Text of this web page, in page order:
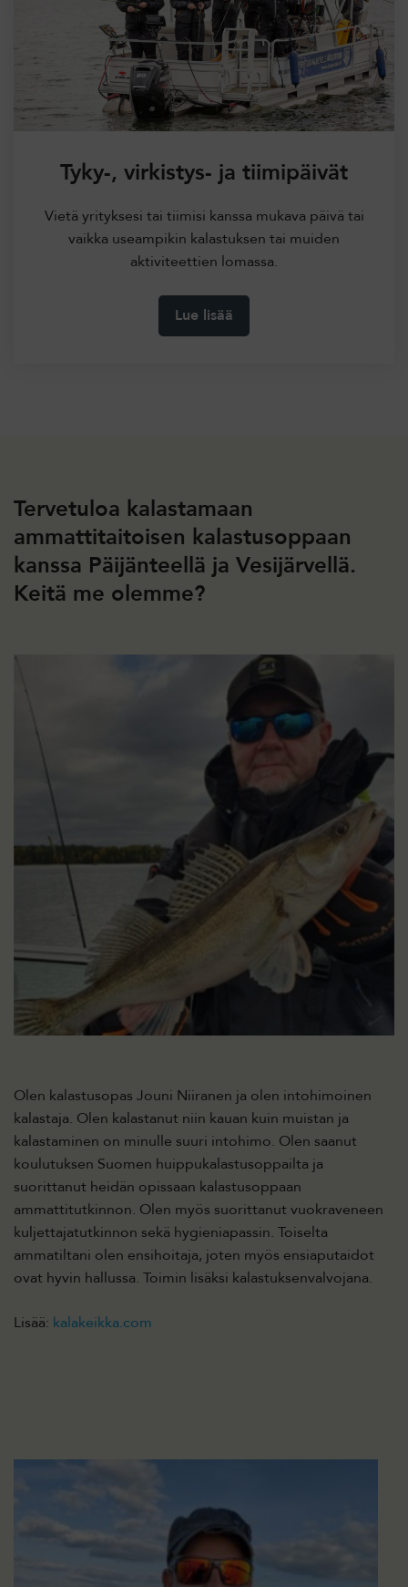
Tyky-, virkistys- ja tiimipäivät
Vietä yrityksesi tai tiimisi kanssa mukava päivä tai
vaikka useampikin kalastuksen tai muiden
aktiviteettien lomassa.
Lue lisää
Tervetuloa kalastamaan
ammattitaitoisen kalastusoppaan
kanssa Päijänteellä ja Vesijärvellä.
Keitä me olemme?
Olen kalastusopas Jouni Niiranen ja olen intohimoinen
kalastaja. Olen kalastanut niin kauan kuin muistan ja
kalastaminen on minulle suuri intohimo. Olen saanut
koulutuksen Suomen huippukalastusoppailta ja
suorittanut heidän opissaan kalastusoppaan
ammattitutkinnon. Olen myös suorittanut vuokraveneen
kuljettajatutkinnon sekä hygieniapassin. Toiselta
ammatiltani olen ensihoitaja, joten myös ensiaputaidot
ovat hyvin hallussa. Toimin lisäksi kalastuksenvalvojana.
Lisää: kalakeikka.com